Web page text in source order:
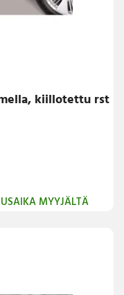
kiillotettu rst
MYYJÄLTÄ